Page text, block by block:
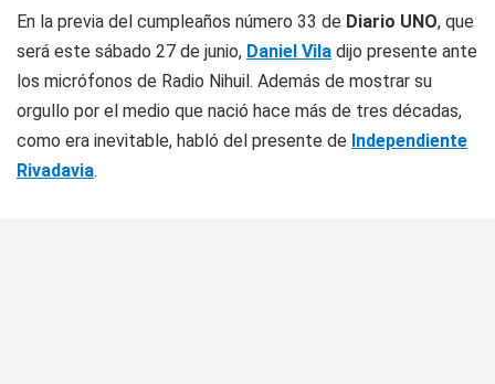
En la previa del cumpleaños número 33 de Diario UNO, que
será este sábado 27 de junio, Daniel Vila dijo presente ante
los micrófonos de Radio Nihuil. Además de mostrar su
orgullo por el medio que nació hace más de tres décadas,
como era inevitable, habló del presente de Independiente
Rivadavia.